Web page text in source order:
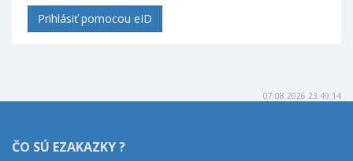
Prihlásiť pomocou eID
07.08.2026 23:49:14
ČO SÚ EZAKAZKY ?